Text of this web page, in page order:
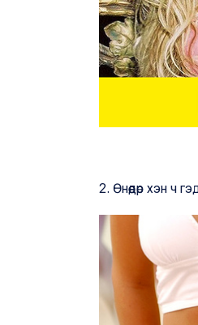
2. Өнөөдөр хэн ч